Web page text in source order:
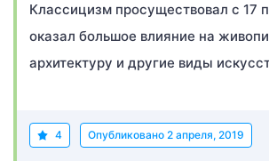
Классицизм просуществовал с 17
оказал большое влияние на
архитектуру и другие виды
4 Опубликовано 2 апреля, 2019